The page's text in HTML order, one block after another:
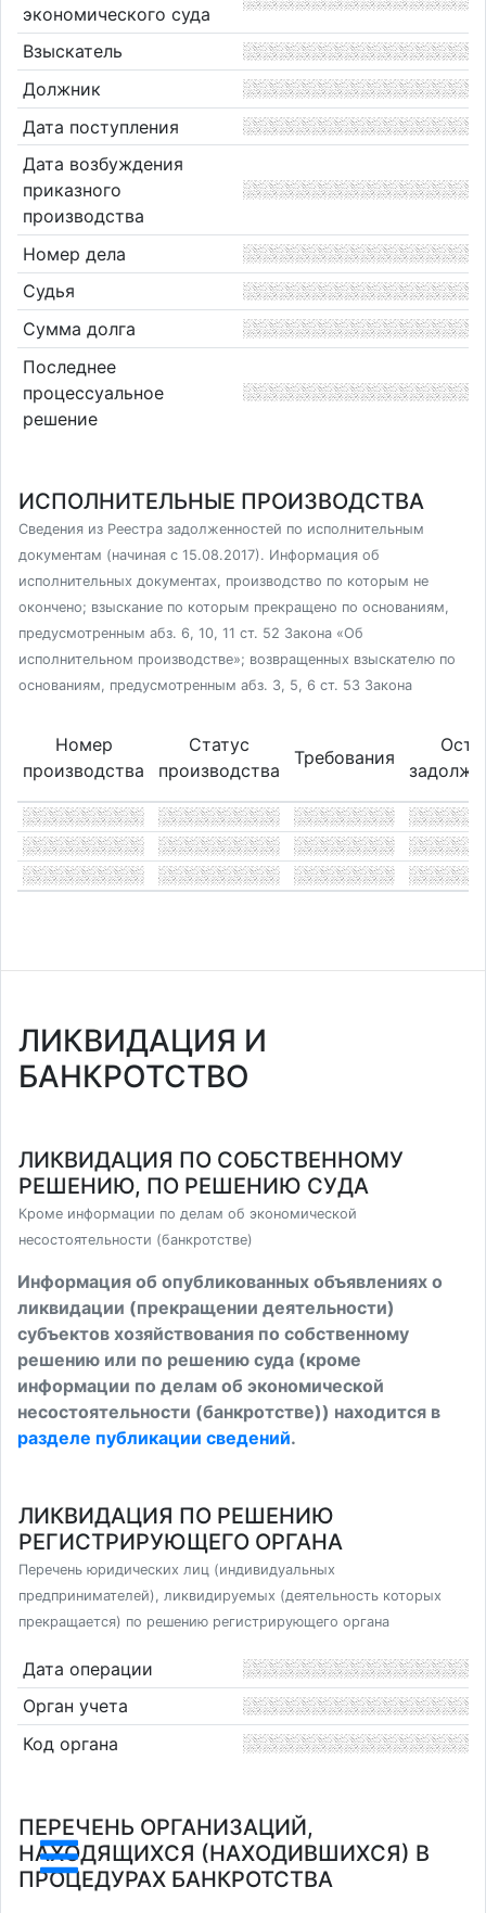
экономического суда
Взыскатель
Должник
Дата поступления
Дата возбуждения
приказного
производства
Номер дела
Судья
Сумма долга
Последнее
процессуальное
решение
ИСПОЛНИТЕЛЬНЫЕ ПРОИЗВОДСТВА
Сведения из Реестра задолженностей по исполнительным
документам (начиная с 15.08.2017). Информация об
исполнительных документах, производство по которым не
окончено; взыскание по которым прекращено по основаниям,
предусмотренным абз. 6, 10, 11 ст. 52 Закона «Об
исполнительном производстве»; возвращенных взыскателю по
основаниям, предусмотренным абз. 3, 5, 6 ст. 53 Закона
Номер
производства
Статус
производства
Требования
ЛИКВИДАЦИЯ И
БАНКРОТСТВО
ЛИКВИДАЦИЯ ПО СОБСТВЕННОМУ
РЕШЕНИЮ, ПО РЕШЕНИЮ СУДА
Кроме информации по делам об экономической
несостоятельности (банкротстве)
Информация об опубликованных объявлениях о
ликвидации (прекращении деятельности)
субъектов хозяйствования по собственному
решению или по решению суда (кроме
информации по делам об экономической
несостоятельности (банкротстве)) находится в
разделе публикации сведений.
ЛИКВИДАЦИЯ ПО РЕШЕНИЮ
РЕГИСТРИРУЮЩЕГО ОРГАНА
Перечень юридических лиц (индивидуальных
предпринимателей), ликвидируемых (деятельность которых
прекращается) по решению регистрирующего органа
Дата операции
Орган учета
Код органа
ПЕРЕЧЕНЬ ОРГАНИЗАЦИЙ,
НАХОДЯЩИХСЯ (НАХОДИВШИХСЯ) В
ПРОЦЕДУРАХ БАНКРОТСТВА